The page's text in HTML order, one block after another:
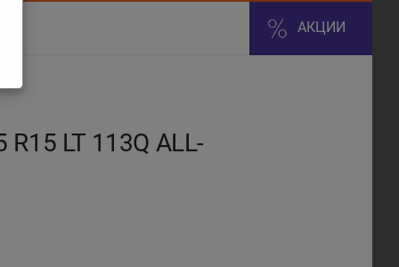
АКЦИИ
LT 113Q ALL-